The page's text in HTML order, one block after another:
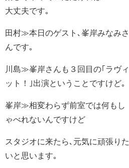
大丈夫です｡
田村≫本日のゲスト､峯岸みなみさ
んです｡
川島≫峯岸さんも３回目の｢ラヴィ
ット！｣出演ということですけど｡
峯岸≫相変わらず前室では何もし
ゃべれないんですけど
スタジオに来たら､元気に頑張りた
いと思います｡